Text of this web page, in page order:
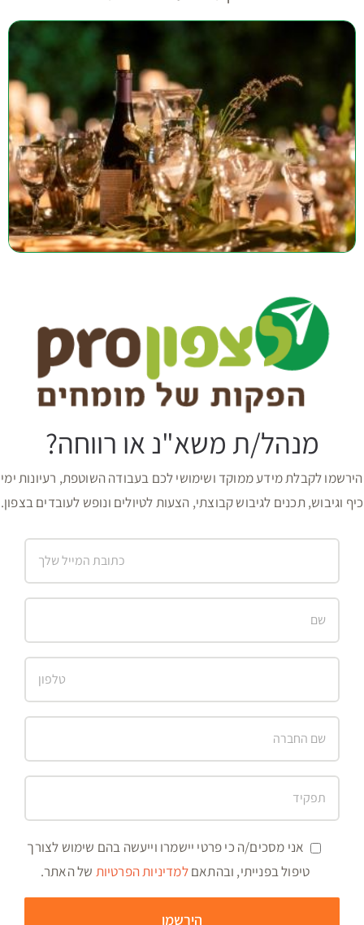
מנהל/ת משא"נ או רווחה?
הירשמו לקבלת מידע ממוקד ושימושי לכם בעבודה השוטפת, רעיונות ימי
כיף וגיבוש, תכנים לגיבוש קבוצתי, הצעות לטיולים ונופש לעובדים בצפון.
אני מסכים/ה כי פרטי יישמרו וייעשה בהם שימוש לצורך
טיפול בפנייתי, ובהתאםלמדיניות הפרטיות של האתר.